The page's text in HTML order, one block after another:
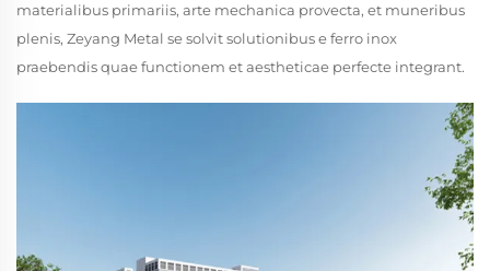
materialibus primariis, arte mechanica provecta, et muneribus
plenis, Zeyang Metal se solvit solutionibus e ferro inox
praebendis quae functionem et aestheticae perfecte integrant.